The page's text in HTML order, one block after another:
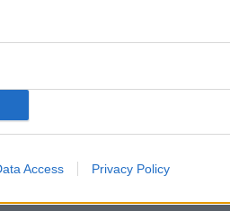
Access Privacy Policy
threatened to launch a
Starmer after the prime
the wake of disastrous local